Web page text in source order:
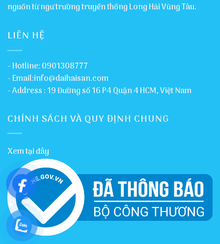
nguồn từ ngư trường truyền thống Long Hải Vũng Tàu.
LIÊN HỆ
- Hotline: 0901308777
- Email:info@daihaisan.com
- Address : 19 Đường số 16 P4 Quận 4 HCM, Việt Nam
CHÍNH SÁCH VÀ QUY ĐỊNH CHUNG
Xem tại đây